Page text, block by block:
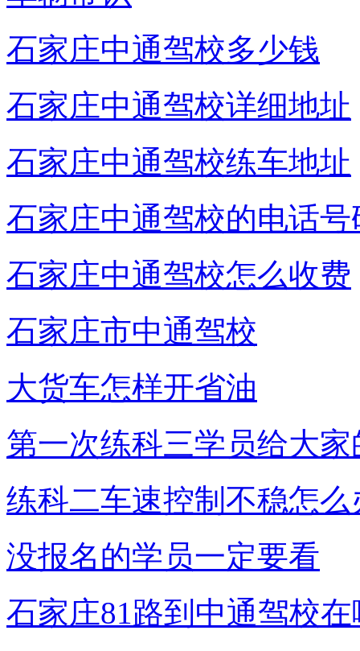
石家庄中通驾校多少钱
石家庄中通驾校详细地址
石家庄中通驾校练车地址
石家庄中通驾校的电话号
石家庄中通驾校怎么收费
石家庄市中通驾校
大货车怎样开省油
第一次练科三学员给大家
练科二车速控制不稳怎么
没报名的学员一定要看
石家庄81路到中通驾校